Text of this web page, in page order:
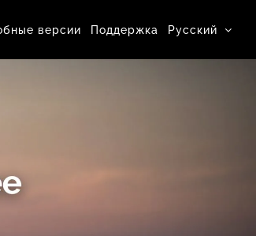
версии Поддержка Pусский